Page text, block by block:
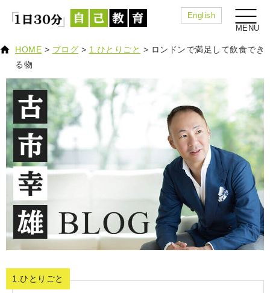
English
HOME > ブログ > 1.ひとりごと > ロンドンで満足して飲食でき
る物
1.ひとりごと